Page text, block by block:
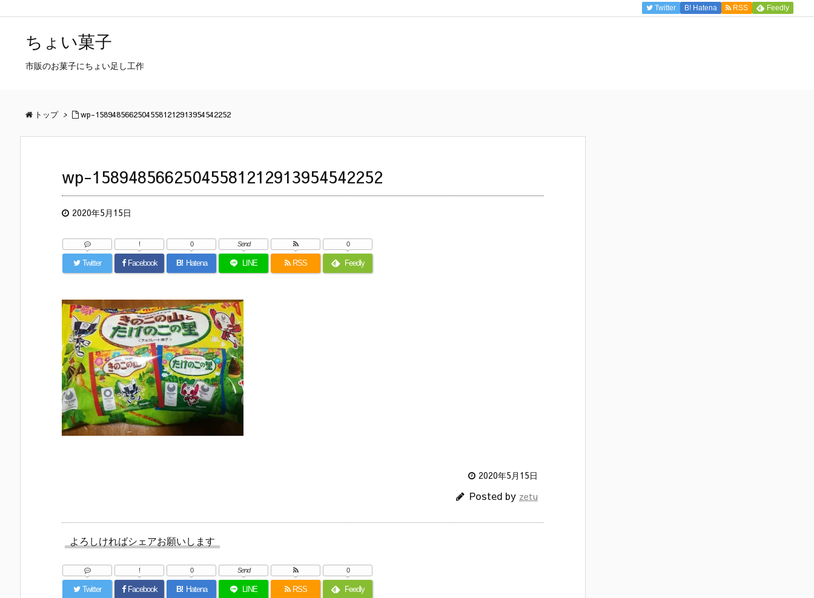
Twitter B! Hatena RSS Feedly
ちょい菓子
市販のお菓子にちょい足し工作
トップ > wp-15894856625045581212913954542252
wp-15894856625045581212913954542252
2020年5月15日
Twitter Facebook
!
B! Hatena
0
LINE
Send
RSS Feedly
0
2020年5月15日
Posted by zetu
よろしければシェアお願いします
Twitter Facebook
!
B! Hatena
0
LINE
Send
RSS Feedly
0